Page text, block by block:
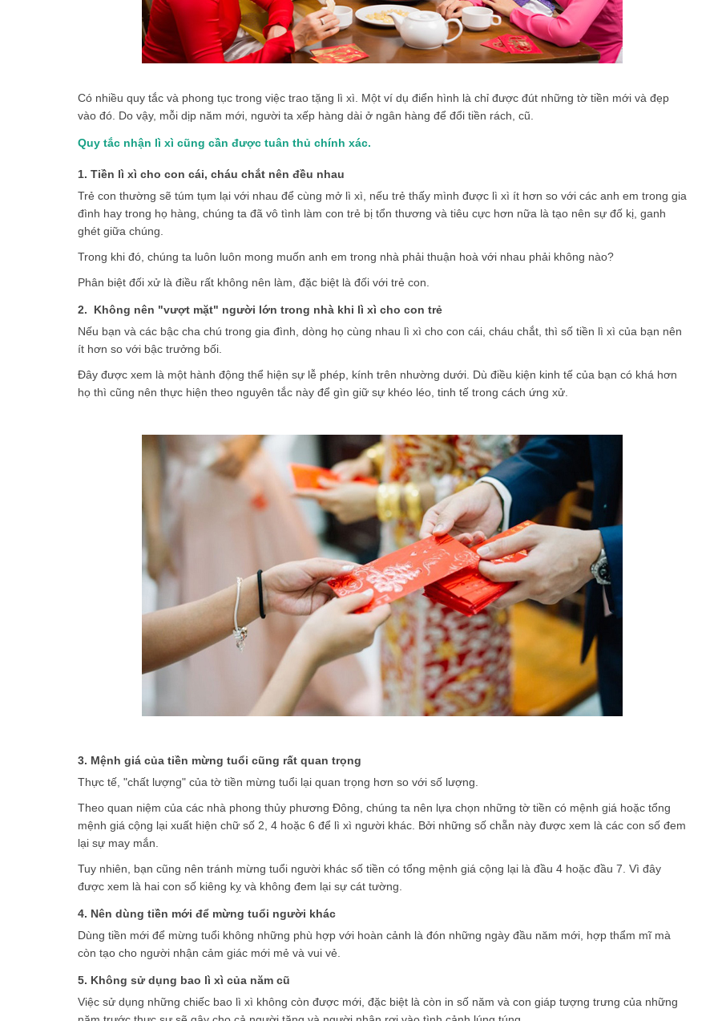
Có nhiều quy tắc và phong tục trong việc trao tặng lì xì. Một ví dụ điển hình là chỉ được đút những tờ tiền mới và đẹp
vào đó. Do vậy, mỗi dịp năm mới, người ta xếp hàng dài ở ngân hàng để đổi tiền rách, cũ.
Quy tắc nhận lì xì cũng cần được tuân thủ chính xác.
1. Tiền lì xì cho con cái, cháu chắt nên đều nhau
Trẻ con thường sẽ túm tụm lại với nhau để cùng mở lì xì, nếu trẻ thấy mình được lì xì ít hơn so với các anh em trong gia
đình hay trong họ hàng, chúng ta đã vô tình làm con trẻ bị tổn thương và tiêu cực hơn nữa là tạo nên sự đố kị, ganh
ghét giữa chúng.
Trong khi đó, chúng ta luôn luôn mong muốn anh em trong nhà phải thuận hoà với nhau phải không nào?
Phân biệt đối xử là điều rất không nên làm, đặc biệt là đối với trẻ con.
2. Không nên "vượt mặt" người lớn trong nhà khi lì xì cho con trẻ
Nếu bạn và các bậc cha chú trong gia đình, dòng họ cùng nhau lì xì cho con cái, cháu chắt, thì số tiền lì xì của bạn nên
ít hơn so với bậc trưởng bối.
Đây được xem là một hành động thể hiện sự lễ phép, kính trên nhường dưới. Dù điều kiện kinh tế của bạn có khá hơn
họ thì cũng nên thực hiện theo nguyên tắc này để gìn giữ sự khéo léo, tinh tế trong cách ứng xử.
3. Mệnh giá của tiền mừng tuổi cũng rất quan trọng
Thực tế, "chất lượng" của tờ tiền mừng tuổi lại quan trọng hơn so với số lượng.
Theo quan niệm của các nhà phong thủy phương Đông, chúng ta nên lựa chọn những tờ tiền có mệnh giá hoặc tổng
mệnh giá cộng lại xuất hiện chữ số 2, 4 hoặc 6 để lì xì người khác. Bởi những số chẵn này được xem là các con số đem
lại sự may mắn.
Tuy nhiên, bạn cũng nên tránh mừng tuổi người khác số tiền có tổng mệnh giá cộng lại là đầu 4 hoặc đầu 7. Vì đây
được xem là hai con số kiêng kỵ và không đem lại sự cát tường.
4. Nên dùng tiền mới để mừng tuổi người khác
Dùng tiền mới để mừng tuổi không những phù hợp với hoàn cảnh là đón những ngày đầu năm mới, hợp thẩm mĩ mà
còn tạo cho người nhận cảm giác mới mẻ và vui vẻ.
5. Không sử dụng bao lì xì của năm cũ
Việc sử dụng những chiếc bao lì xì không còn được mới, đặc biệt là còn in số năm và con giáp tượng trưng của những